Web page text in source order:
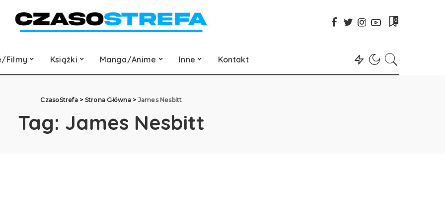
0
Filmy Książki Manga/Anime Inne Kontakt
CzasoStrefa> Strona Główna> James Nesbitt
Tag: James Nesbitt